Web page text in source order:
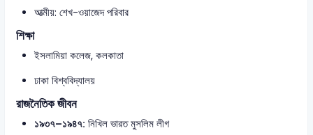
আত্মীয়: শেখ-ওয়াজেদ পরিবার
শিক্ষা
ইসলামিয়া কলেজ, কলকাতা
ঢাকা বিশ্ববিদ্যালয়
রাজনৈতিক জীবন
১৯৩৭–১৯৪৭: নিখিল ভারত মুসলিম লীগ